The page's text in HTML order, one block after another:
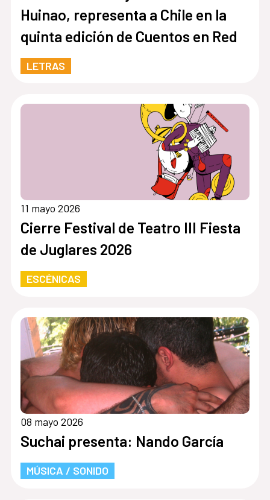
Huinao, representa a Chile en la
quinta edición de Cuentos en Red
LETRAS
11 mayo 2026
Cierre Festival de Teatro III Fiesta
de Juglares 2026
ESCÉNICAS
08 mayo 2026
Suchai presenta: Nando García
MÚSICA / SONIDO